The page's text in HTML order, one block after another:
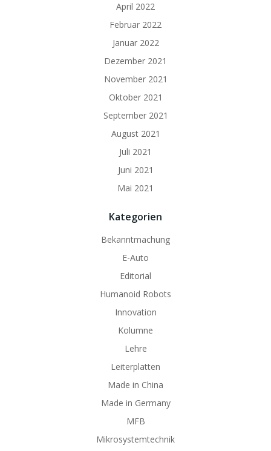
April 2022
Februar 2022
Januar 2022
Dezember 2021
November 2021
Oktober 2021
September 2021
August 2021
Juli 2021
Juni 2021
Mai 2021
Kategorien
Bekanntmachung
E-Auto
Editorial
Humanoid Robots
Innovation
Kolumne
Lehre
Leiterplatten
Made in China
Made in Germany
MFB
Mikrosystemtechnik